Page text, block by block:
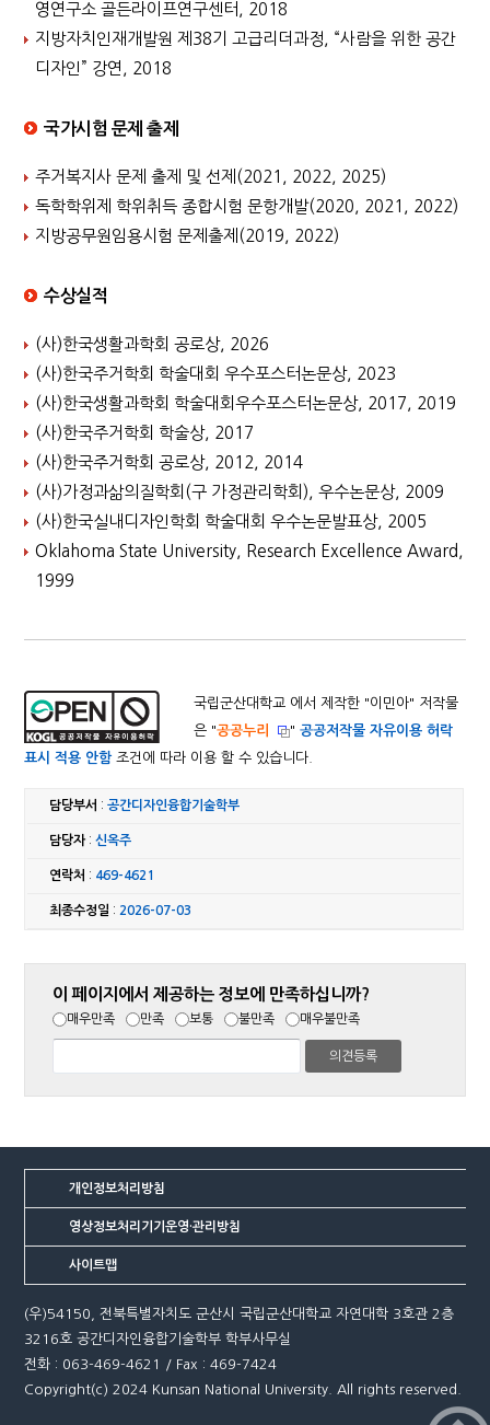
영연구소 골든라이프연구센터, 2018
지방자치인재개발원 제38기 고급리더과정, “사람을 위한 공간
디자인” 강연, 2018
국가시험 문제 출제
주거복지사 문제 출제 및 선제(2021, 2022, 2025)
독학학위제 학위취득 종합시험 문항개발(2020, 2021, 2022)
지방공무원임용시험 문제출제(2019, 2022)
수상실적
(사)한국생활과학회 공로상, 2026
(사)한국주거학회 학술대회 우수포스터논문상, 2023
(사)한국생활과학회 학술대회우수포스터논문상, 2017, 2019
(사)한국주거학회 학술상, 2017
(사)한국주거학회 공로상, 2012, 2014
(사)가정과삶의질학회(구 가정관리학회), 우수논문상, 2009
(사)한국실내디자인학회 학술대회 우수논문발표상, 2005
Oklahoma State University, Research Excellence Award,
1999
국립군산대학교 에서 제작한 "이민아" 저작물
은 "공공누리 "공공저작물 자유이용 허락
표시 적용 안함조건에 따라 이용 할 수 있습니다.
담당부서 :공간디자인융합기술학부
담당자:신옥주
연락처 : 469-4621
최종수정일 : 2026-07-03
이 페이지에서 제공하는 정보에 만족하십니까?
매우만족 만족 보통 불만족 매우불만족
개인정보처리방침
영상정보처리기기운영·관리방침
사이트맵
(우)54150, 전북특별자치도 군산시 국립군산대학교 자연대학 3호관 2층
3216호 공간디자인융합기술학부 학부사무실
전화 : 063-469-4621 / Fax : 469-7424
Copyright(c) 2024 Kunsan National University. All rights reserved.